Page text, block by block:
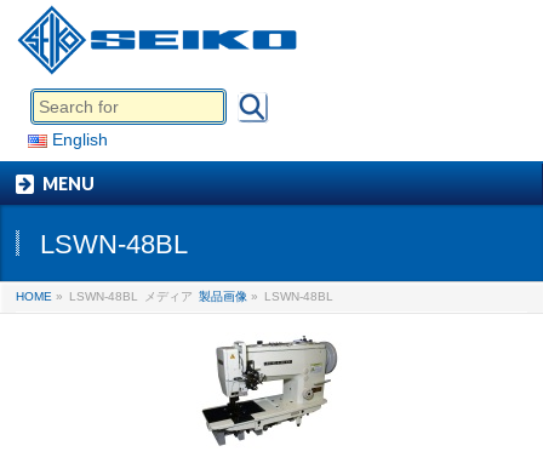
English
MENU
LSWN-48BL
HOME » LSWN-48BL メディア 製品画像 » LSWN-48BL